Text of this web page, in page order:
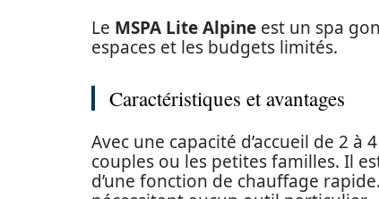
Le MSPA Lite Alpine est un spa
espaces et les budgets limités.
Caractéristiques et avantages
Avec une capacité d’accueil de 2
couples ou les petites familles. Il
d’une fonction de chauffage